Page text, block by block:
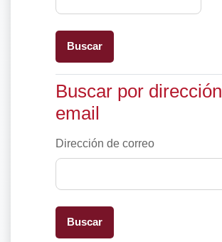
Buscar por dirección email
Buscar por dirección
email
Dirección de correo